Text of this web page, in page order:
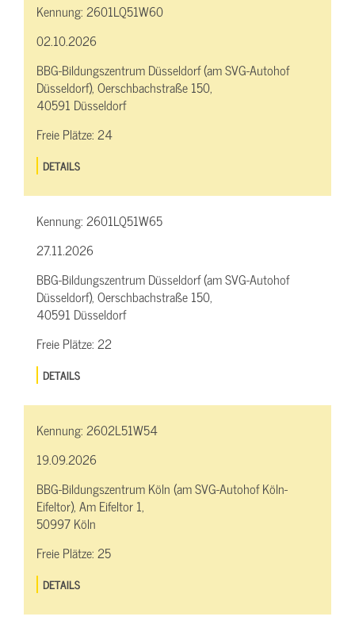
Kennung:2601LQ51W60
02.10.2026
BBG-Bildungszentrum Düsseldorf (am SVG-Autohof
Düsseldorf), Oerschbachstraße 150,
40591 Düsseldorf
Freie Plätze:24
DETAILS
Kennung:2601LQ51W65
27.11.2026
BBG-Bildungszentrum Düsseldorf (am SVG-Autohof
Düsseldorf), Oerschbachstraße 150,
40591 Düsseldorf
Freie Plätze:22
DETAILS
Kennung:2602L51W54
19.09.2026
BBG-Bildungszentrum Köln (am SVG-Autohof Köln-
Eifeltor), Am Eifeltor 1,
50997 Köln
Freie Plätze:25
DETAILS